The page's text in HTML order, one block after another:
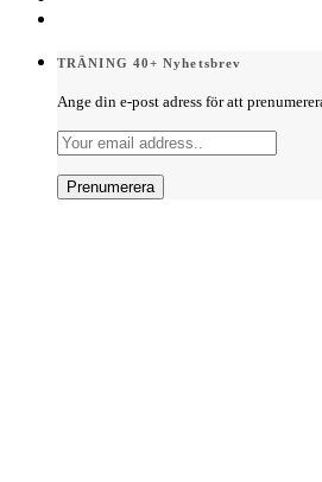
TRÄNING 40+ Nyhetsbrev
Ange din e-post adress för att